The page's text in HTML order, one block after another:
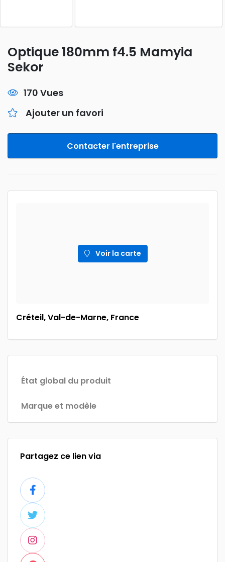
Optique 180mm f4.5 Mamyia
Sekor
170 Vues
Ajouter un favori
Contacter l'entreprise
Voir la carte
Créteil, Val-de-Marne, France
État global du produit
Marque et modèle
Partagez ce lien via